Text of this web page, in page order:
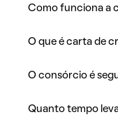
Como funciona a
O que é carta de
O consórcio é
Quanto tempo